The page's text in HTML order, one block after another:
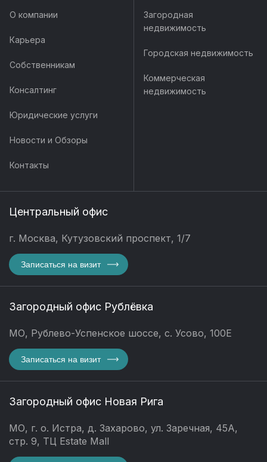
О компании
Карьера
Собственникам
Консалтинг
Юридические услуги
Новости и Обзоры
Контакты
Загородная
недвижимость
Городская недвижимость
Коммерческая
недвижимость
Центральный офис
г. Москва, Кутузовский проспект, 1/7
Записаться на визит
Загородный офис Рублёвка
МО, Рублево-Успенское шоссе, с. Усово, 100Е
Записаться на визит
Загородный офис Новая Рига
МО, г. о. Истра, д. Захарово, ул. Заречная, 45А,
стр. 9, ТЦ Estate Mall